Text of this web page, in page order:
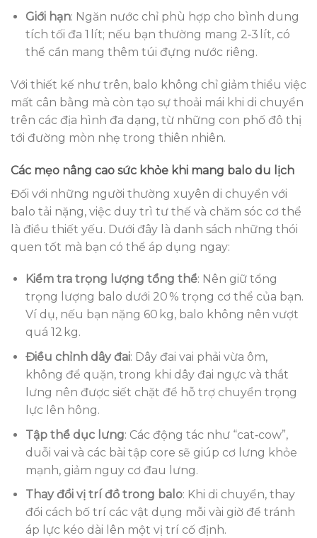
Giới hạn: Ngăn nước chỉ phù hợp cho bình dung
tích tối đa 1 lít; nếu bạn thường mang 2‑3 lít, có
thể cần mang thêm túi đựng nước riêng.
Với thiết kế như trên, balo không chỉ giảm thiểu việc
mất cân bằng mà còn tạo sự thoải mái khi di chuyển
trên các địa hình đa dạng, từ những con phố đô thị
tới đường mòn nhẹ trong thiên nhiên.
Các mẹo nâng cao sức khỏe khi mang balo du lịch
Đối với những người thường xuyên di chuyển với
balo tải nặng, việc duy trì tư thế và chăm sóc cơ thể
là điều thiết yếu. Dưới đây là danh sách những thói
quen tốt mà bạn có thể áp dụng ngay:
Kiểm tra trọng lượng tổng thể: Nên giữ tổng
trọng lượng balo dưới 20 % trọng cơ thể của bạn.
Ví dụ, nếu bạn nặng 60 kg, balo không nên vượt
quá 12 kg.
Điều chỉnh dây đai: Dây đai vai phải vừa ôm,
không để quặn, trong khi dây đai ngực và thắt
lưng nên được siết chặt để hỗ trợ chuyển trọng
lực lên hông.
Tập thể dục lưng: Các động tác như “cat‑cow”,
duỗi vai và các bài tập core sẽ giúp cơ lưng khỏe
mạnh, giảm nguy cơ đau lưng.
Thay đổi vị trí đồ trong balo: Khi di chuyển, thay
đổi cách bố trí các vật dụng mỗi vài giờ để tránh
áp lực kéo dài lên một vị trí cố định.